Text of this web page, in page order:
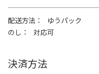
配送方法
ゆうパック
のし
対応可
決済方法